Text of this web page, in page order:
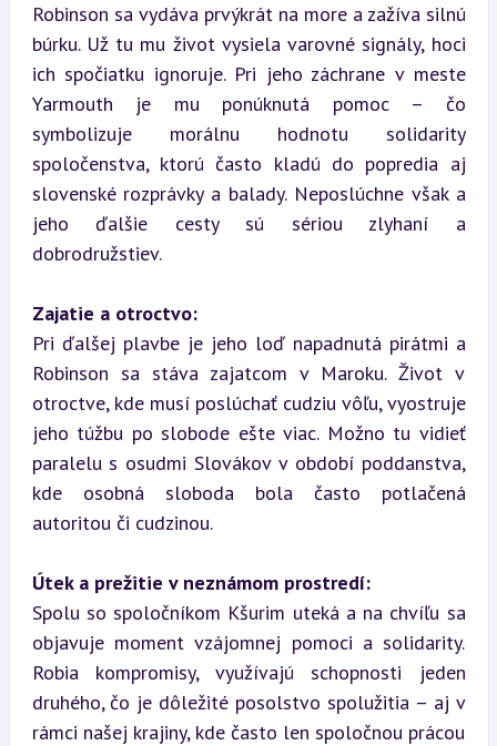
Robinson sa vydáva prvýkrát na more a zažíva silnú
búrku. Už tu mu život vysiela varovné signály, hoci
ich spočiatku ignoruje. Pri jeho záchrane v meste
Yarmouth je mu ponúknutá pomoc – čo
symbolizuje morálnu hodnotu solidarity
spoločenstva, ktorú často kladú do popredia aj
slovenské rozprávky a balady. Neposlúchne však a
jeho ďalšie cesty sú sériou zlyhaní a
dobrodružstiev.
Zajatie a otroctvo:
Pri ďalšej plavbe je jeho loď napadnutá pirátmi a
Robinson sa stáva zajatcom v Maroku. Život v
otroctve, kde musí poslúchať cudziu vôľu, vyostruje
jeho túžbu po slobode ešte viac. Možno tu vidieť
paralelu s osudmi Slovákov v období poddanstva,
kde osobná sloboda bola často potlačená
autoritou či cudzinou.
Útek a prežitie v neznámom prostredí:
Spolu so spoločníkom Kšurim uteká a na chvíľu sa
objavuje moment vzájomnej pomoci a solidarity.
Robia kompromisy, využívajú schopnosti jeden
druhého, čo je dôležité posolstvo spolužitia – aj v
rámci našej krajiny, kde často len spoločnou prácou